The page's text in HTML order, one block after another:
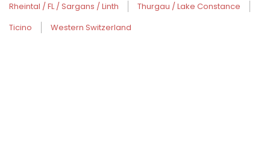
Rheintal / FL / Sargans / Linth
Thurgau / Lake Constance
Ticino
Western Switzerland